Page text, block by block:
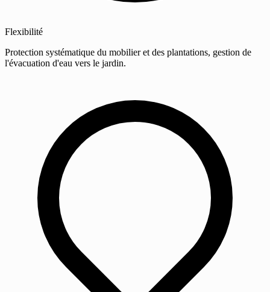
Flexibilité
Protection systématique du mobilier et des plantations, gestion de
l'évacuation d'eau vers le jardin.